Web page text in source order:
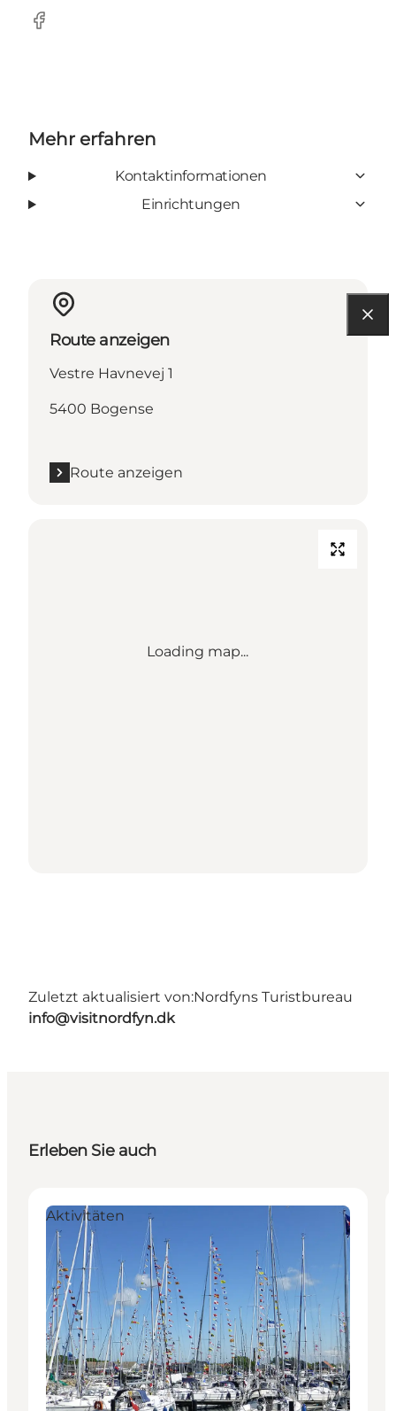
Facebook
Mehr erfahren
Kontaktinformationen
Einrichtungen
Route anzeigen
Vestre Havnevej 1
5400 Bogense
Route anzeigen
Loading map...
Zuletzt aktualisiert von:Nordfyns Turistbureau
info@visitnordfyn.dk
Erleben Sie auch
Aktivitäten